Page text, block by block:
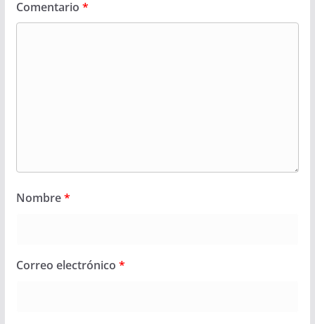
Comentario *
Nombre*
Correo electrónico *